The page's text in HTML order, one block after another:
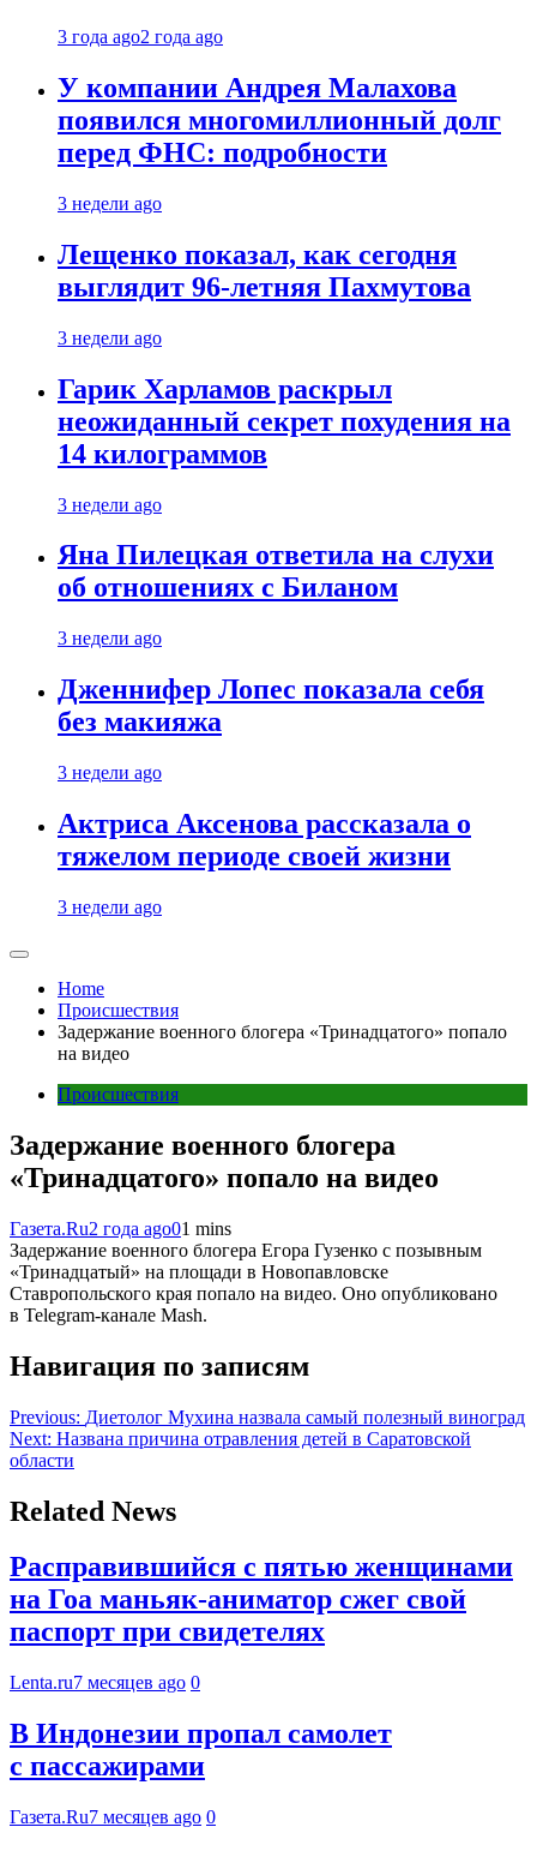
3 года ago2 года ago
У компании Андрея Малахова
появился многомиллионный долг
перед ФНС: подробности
3 недели ago
Лещенко показал, как сегодня
выглядит 96-летняя Пахмутова
3 недели ago
Гарик Харламов раскрыл
неожиданный секрет похудения на
14 килограммов
3 недели ago
Яна Пилецкая ответила на слухи
об отношениях с Биланом
3 недели ago
Дженнифер Лопес показала себя
без макияжа
3 недели ago
Актриса Аксенова рассказала о
тяжелом периоде своей жизни
3 недели ago
Home
Происшествия
Задержание военного блогера «Тринадцатого» попало
на видео
Происшествия
Задержание военного блогера
«Тринадцатого» попало на видео
Газета.Ru2 года ago01 mins
Задержание военного блогера Егора Гузенко с позывным
«Тринадцатый» на площади в Новопавловске
Ставропольского края попало на видео. Оно опубликовано
в Telegram-канале Mash.
Навигация по записям
Previous: Диетолог Мухина назвала самый полезный виноград
Next: Названа причина отравления детей в Саратовской
области
Related News
Расправившийся с пятью женщинами
на Гоа маньяк-аниматор сжег свой
паспорт при свидетелях
Lenta.ru7 месяцев ago 0
В Индонезии пропал самолет
с пассажирами
Газета.Ru7 месяцев ago 0